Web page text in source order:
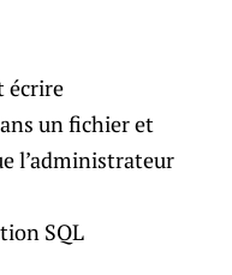
écrire
un fichier et
l’administrateur
SQL